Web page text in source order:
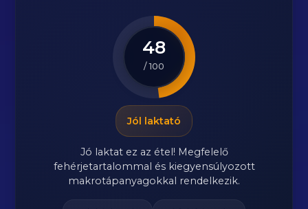
48
/ 100
Jól laktató
Jó laktat ez az étel! Megfelelő
fehérjetartalommal és kiegyensúlyozott
makrotápanyagokkal rendelkezik.